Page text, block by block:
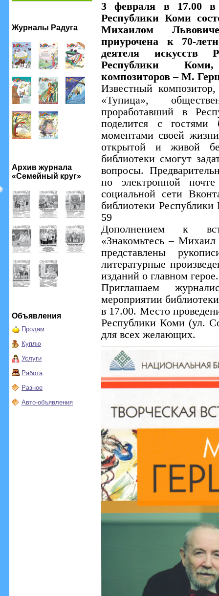
Журналы Радуга
Архив журнала
«Семейный круг»
Объявления
Продам
Куплю
Услуги
Работа
Разное
Авто-объявления
3 февраля в 17.00 в
Республики Коми
Михаилом
приурочена к 70-
деятеля искусств
Республики
композиторов – М.
Известный
«Тупица»,
проработавший в
поделится с гостями
моментами своей
открытой и живой
библиотеки смогут
вопросы.
по электронной
социальной сети
библиотеки
59
Дополнением к
«Знакомьтесь –
представлены
литературные
изданий о главном герое.
Приглашаем
мероприятии
в 17.00. Место
Республики Коми (ул.
для всех желающих.